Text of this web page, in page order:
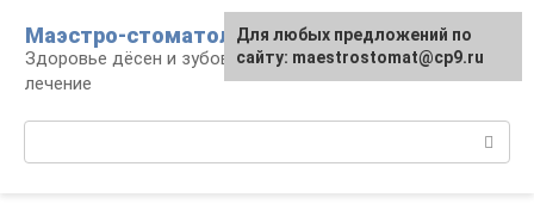
контенту
Маэстро-стоматолог
Здоровье дёсен и зубов, диагностика и
лечение
Для любых предложений по
сайту: maestrostomat@cp9.ru